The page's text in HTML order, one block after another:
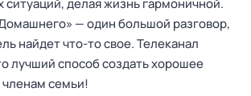
ситуаций, делая жизнь гармоничной.
— один большой разговор,
найдет что‑то свое. Телеканал
лучший способ создать хорошее
семьи!